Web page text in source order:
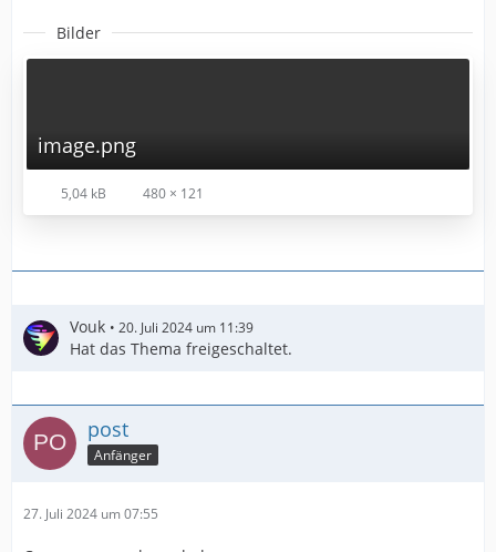
Bilder
image.png
5,04 kB 480 × 121
Vouk 20. Juli 2024 um 11:39
Hat das Thema freigeschaltet.
post
Anfänger
27. Juli 2024 um 07:55